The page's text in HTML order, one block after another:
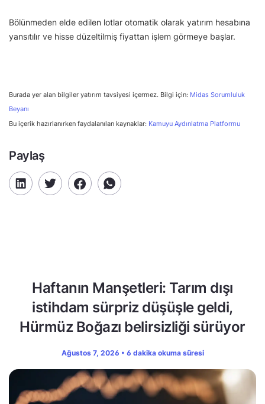
Bölünmeden elde edilen lotlar otomatik olarak yatırım hesabına
yansıtılır ve hisse düzeltilmiş fiyattan işlem görmeye başlar.
Burada yer alan bilgiler yatırım tavsiyesi içermez. Bilgi için: Midas Sorumluluk
Beyanı
Bu içerik hazırlanırken faydalanılan kaynaklar: Kamuyu Aydınlatma Platformu
Paylaş
Haftanın Manşetleri: Tarım dışı
istihdam sürpriz düşüşle geldi,
Hürmüz Boğazı belirsizliği sürüyor
Ağustos 7, 2026 • 6 dakika okuma süresi